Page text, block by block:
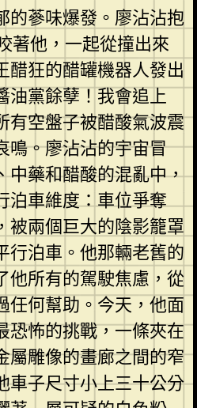
的蔘味爆發。廖沾沾抱
著他，一起從撞出來
醋狂的醋罐機器人發出
油黨餘孽！我會追上
有空盤子被醋酸氣波震
鳴。廖沾沾的宇宙冒
中藥和醋酸的混亂中，
泊車維度：車位爭奪
被兩個巨大的陰影籠罩
行泊車。他那輛老舊的
他所有的駕駛焦慮，從
任何幫助。今天，他面
恐怖的挑戰，一條夾在
屬雕像的畫廊之間的窄
車子尺寸小上三十公分